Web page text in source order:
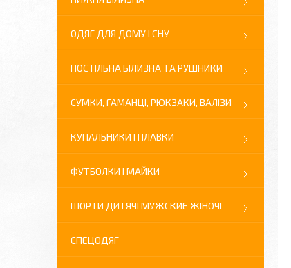
ОДЯГ ДЛЯ ДОМУ І СНУ
ПОСТІЛЬНА БІЛИЗНА ТА РУШНИКИ
СУМКИ, ГАМАНЦІ, РЮКЗАКИ, ВАЛІЗИ
КУПАЛЬНИКИ І ПЛАВКИ
ФУТБОЛКИ І МАЙКИ
ШОРТИ ДИТЯЧІ МУЖСКИЕ ЖІНОЧІ
СПЕЦОДЯГ